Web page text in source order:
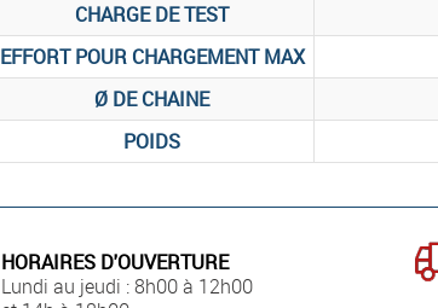
CHARGE DE TEST
EFFORT POUR CHARGEMENT MAX
Ø DE CHAINE
POIDS
HORAIRES D'OUVERTURE
Lundi au jeudi : 8h00 à 12h00